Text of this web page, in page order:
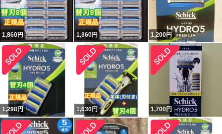
1,860円 1,860円 1,200円
1,298円 1,630円 1,700円